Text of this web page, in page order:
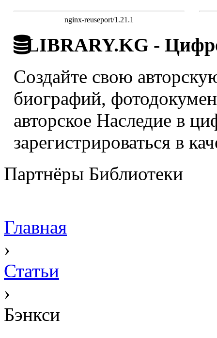
nginx-reuseport/1.21.1
LIBRARY.KG -
Создайте свою
биографий,
авторское Наследие в
зарегистрироваться в
Партнёры Библиотеки
Главная
›
Статьи
›
Бэнкси